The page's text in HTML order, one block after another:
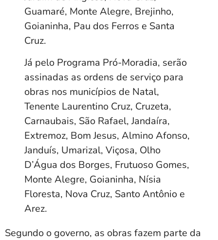
Guamaré, Monte Alegre, Brejinho,
Goianinha, Pau dos Ferros e Santa
Cruz.
Já pelo Programa Pró-Moradia, serão
assinadas as ordens de serviço para
obras nos municípios de Natal,
Tenente Laurentino Cruz, Cruzeta,
Carnaubais, São Rafael, Jandaíra,
Extremoz, Bom Jesus, Almino Afonso,
Janduís, Umarizal, Viçosa, Olho
D’Água dos Borges, Frutuoso Gomes,
Monte Alegre, Goianinha, Nísia
Floresta, Nova Cruz, Santo Antônio e
Arez.
Segundo o governo, as obras fazem parte da